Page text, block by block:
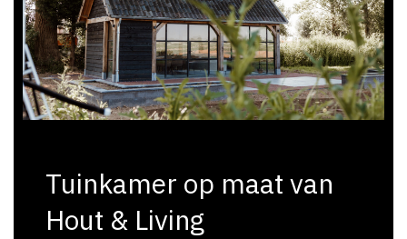
Tuinkamer op maat van
Hout & Living